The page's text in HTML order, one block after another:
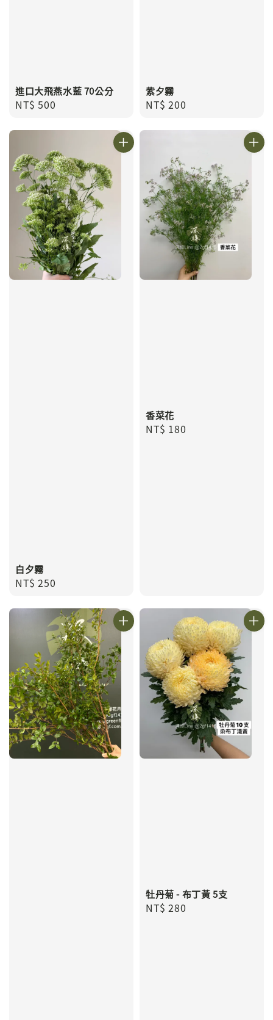
進口大飛燕水藍 70公分
Regular
NT$ 500
紫夕霧
Regular
NT$ 200
白夕霧
Regular
NT$ 250
香菜花
Regular
NT$ 180
牡丹菊 - 布丁黃 5支
Regular
NT$ 280